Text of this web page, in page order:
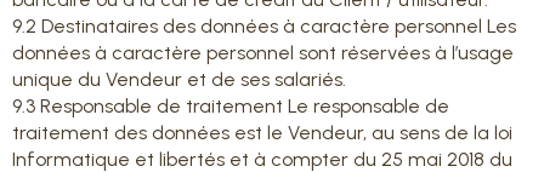
9.2 Destinataires des données à caractère personnel Les
données à caractère personnel sont réservées à l’usage
unique du Vendeur et de ses salariés.
9.3 Responsable de traitement Le responsable de
traitement des données est le Vendeur, au sens de la loi
Informatique et libertés et à compter du 25 mai 2018 du